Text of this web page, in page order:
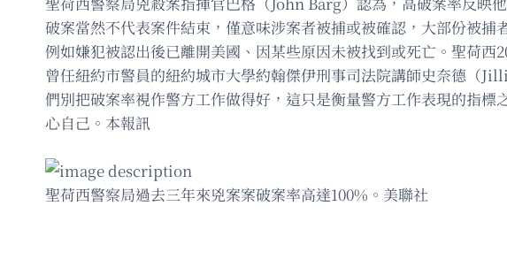
破案當然不代表案件結束，僅意味涉案者被捕或被確認，大部份被
例如嫌犯被認出後已離開美國、因某些原因未被找到或死亡。聖荷西
曾任紐約市警員的紐約城市大學約翰傑伊刑事司法院講師史奈德（
們別把破案率視作警方工作做得好，這只是衡量警方工作表現的指
心自己。本報訊
聖荷西警察局過去三年來兇案案破案率高達100%。美聯社